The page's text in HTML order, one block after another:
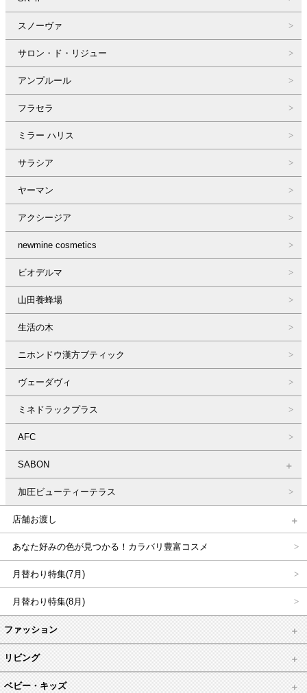
スノーヴァ
サロン・ド・リジュー
アンプルール
フラセラ
ミラー ハリス
サラシア
ヤーマン
アクシージア
newmine cosmetics
ビオデルマ
山田養蜂場
生活の木
ニホンドウ漢方ブティック
ヴェーダヴィ
ミネドラックプラス
AFC
SABON
加圧ビューティーテラス
店舗お渡し
あなた好みの色が見つかる！カラバリ豊富コスメ
月替わり特集(7月)
月替わり特集(8月)
ファッション
リビング
ベビー・キッズ